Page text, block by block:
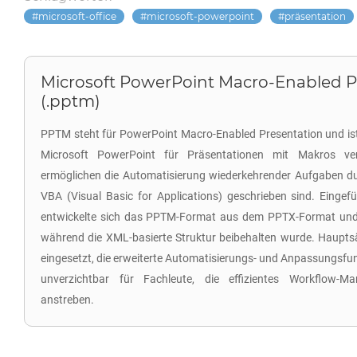
microsoft-office microsoft-powerpoint präsentation
Microsoft PowerPoint Macro-Enabled
(.pptm)
PPTM steht für PowerPoint Macro-Enabled Presentation und
Microsoft PowerPoint für Präsentationen mit Makros
ermöglichen die Automatisierung wiederkehrender Aufgaben
VBA (Visual Basic for Applications) geschrieben sind.
entwickelte sich das PPTM-Format aus dem PPTX-Format
während die XML-basierte Struktur beibehalten wurde.
eingesetzt, die erweiterte Automatisierungs- und
unverzichtbar für Fachleute, die effizientes Workflow-
anstreben.